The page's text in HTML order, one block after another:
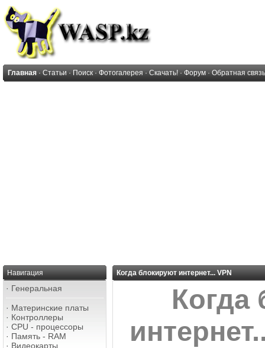
Главная · Статьи · Поиск · Фотогалерея · Скачать! · Форум · Обратная связь
Навигация
· Генеральная
· Материнские платы
· Контроллеры
· CPU - процессоры
· Память - RAM
· Видеокарты
Когда блокируют интернет... VPN
Когда